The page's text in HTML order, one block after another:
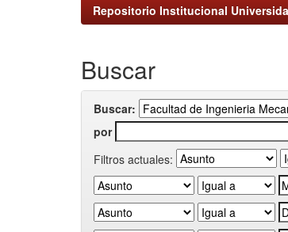
Repositorio Institucional
Buscar
Buscar:
por
Filtros actuales: